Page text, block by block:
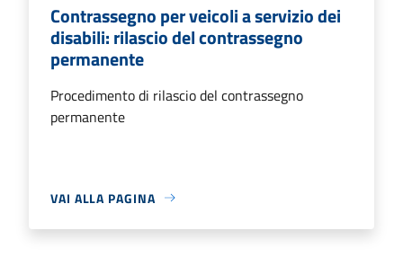
Contrassegno per veicoli a servizio dei
disabili: rilascio del contrassegno
permanente
Procedimento di rilascio del contrassegno
permanente
VAI ALLA PAGINA